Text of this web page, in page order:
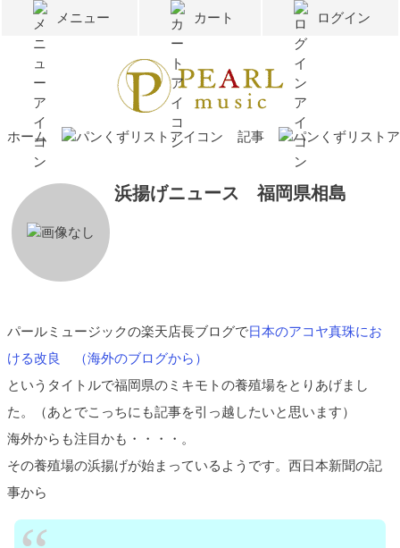
メニュー カート ログイン
ホーム 記事
浜揚げニュース 福岡県相島
パールミュージックの楽天店長ブログで日本のアコヤ真珠にお
ける改良 （海外のブログから）
というタイトルで福岡県のミキモトの養殖場をとりあげまし
た。（あとでこっちにも記事を引っ越したいと思います）
海外からも注目かも・・・・。
その養殖場の浜揚げが始まっているようです。西日本新聞の記
事から